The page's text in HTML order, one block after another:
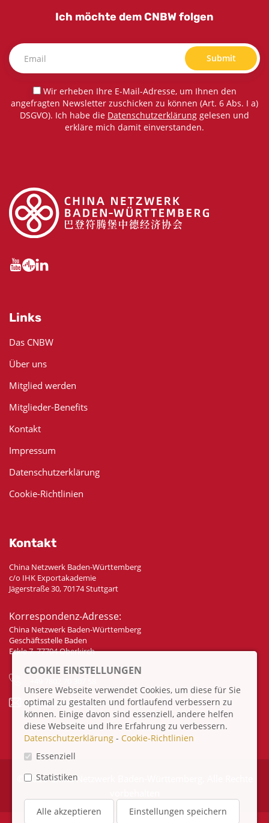
Ich möchte dem CNBW folgen
Submit
Wir erheben Ihre E-Mail-Adresse, um Ihnen den
angefragten Newsletter zuschicken zu können (Art. 6 Abs. I a)
DSGVO). Ich habe die Datenschutzerklärung gelesen und
erkläre mich damit einverstanden.
Links
Das CNBW
Über uns
Mitglied werden
Mitglieder-Benefits
Kontakt
Impressum
Datenschutzerklärung
Cookie-Richtlinien
Kontakt
China Netzwerk Baden-Württemberg
c/o IHK Exportakademie
Jägerstraße 30, 70174 Stuttgart
Korrespondenz-Adresse:
China Netzwerk Baden-Württemberg
Geschäftsstelle Baden
Eckle 7, 77704 Oberkirch
info@china-bw.net
© 2026 China Netzwerk Baden-Württemberg. Alle Rechte
COOKIE EINSTELLUNGEN
Unsere Webseite verwendet Cookies, um diese für Sie
optimal zu gestalten und fortlaufend verbessern zu
können. Einige davon sind essenziell, andere helfen
diese Webseite und Ihre Erfahrung zu verbessern.
Datenschutzerklärung - Cookie-Richtlinien
Essenziell
Statistiken
Alle akzeptieren Einstellungen speichern